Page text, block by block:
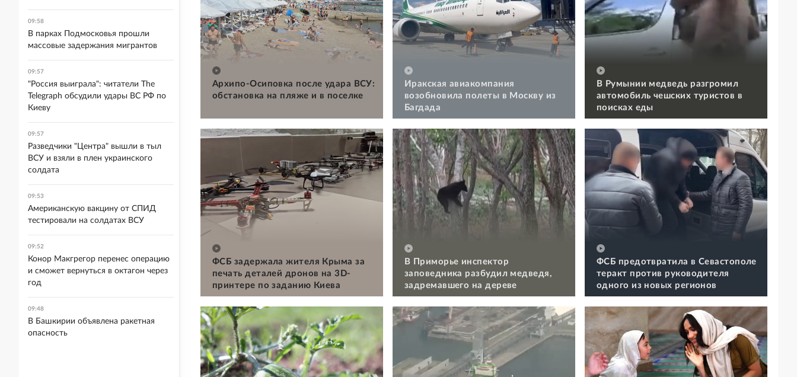
Архипо-Осиповка после удара ВСУ:
обстановка на пляже и в поселке
Иракская авиакомпания
возобновила полеты в Москву из
Багдада
В Румынии медведь разгромил
автомобиль чешских туристов в
поисках еды
ФСБ задержала жителя Крыма за
печать деталей дронов на 3D-
принтере по заданию Киева
В Приморье инспектор
заповедника разбудил медведя,
задремавшего на дереве
ФСБ предотвратила в Севастополе
теракт против руководителя
одного из новых регионов
09:58
В парках Подмосковья прошли
массовые задержания мигрантов
09:57
"Россия выиграла": читатели The
Telegraph обсудили удары ВС РФ по
Киеву
09:57
Разведчики "Центра" вышли в тыл
ВСУ и взяли в плен украинского
солдата
09:53
Американскую вакцину от СПИД
тестировали на солдатах ВСУ
09:52
Конор Макгрегор перенес операцию
и сможет вернуться в октагон через
год
09:48
В Башкирии объявлена ракетная
опасность